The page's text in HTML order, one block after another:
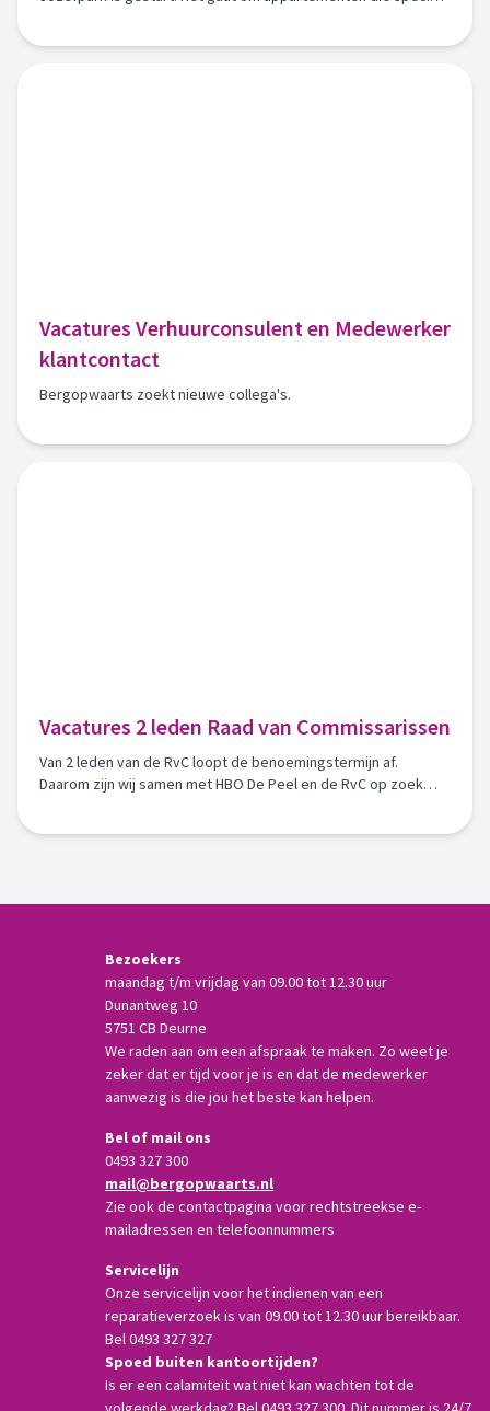
Vacatures Verhuurconsulent en Medewerker
klantcontact
Bergopwaarts zoekt nieuwe collega's.
Vacatures 2 leden Raad van Commissarissen
Van 2 leden van de RvC loopt de benoemingstermijn af.
Daarom zijn wij samen met HBO De Peel en de RvC op zoek
Bezoekers
maandag t/m vrijdag van 09.00 tot 12.30 uur
Dunantweg 10
5751 CB Deurne
We raden aan om een afspraak te maken. Zo weet je
zeker dat er tijd voor je is en dat de medewerker
aanwezig is die jou het beste kan helpen.
Bel of mail ons
0493 327 300
mail@bergopwaarts.nl
Zie ook de contactpagina voor rechtstreekse e-
mailadressen en telefoonnummers
Servicelijn
Onze servicelijn voor het indienen van een
reparatieverzoek is van 09.00 tot 12.30 uur bereikbaar.
Bel 0493 327 327
Spoed buiten kantoortijden?
Is er een calamiteit wat niet kan wachten tot de